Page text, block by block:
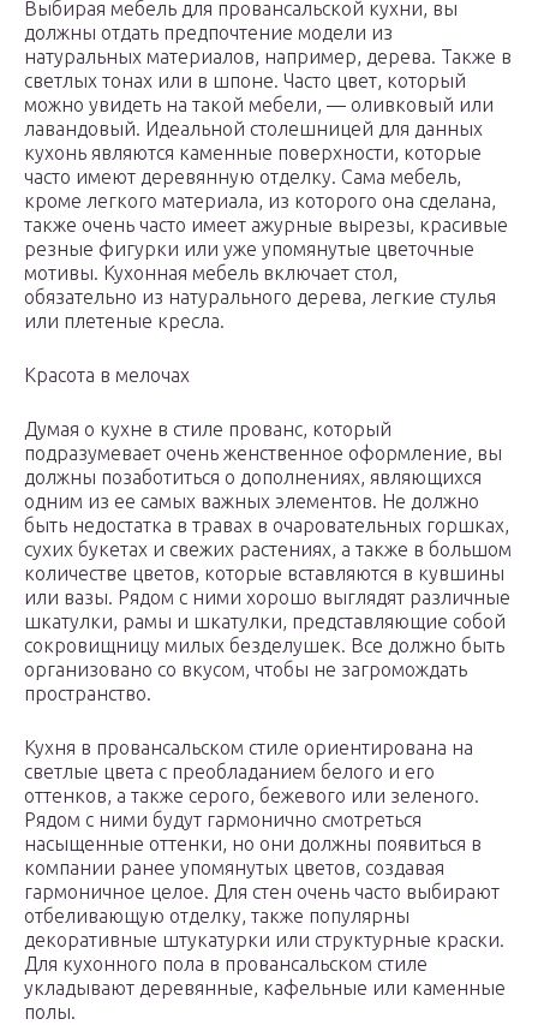
Выбирая мебель для провансальской кухни, вы
должны отдать предпочтение модели из
натуральных материалов, например, дерева. Также в
светлых тонах или в шпоне. Часто цвет, который
можно увидеть на такой мебели, — оливковый или
лавандовый. Идеальной столешницей для данных
кухонь являются каменные поверхности, которые
часто имеют деревянную отделку. Сама мебель,
кроме легкого материала, из которого она сделана,
также очень часто имеет ажурные вырезы, красивые
резные фигурки или уже упомянутые цветочные
мотивы. Кухонная мебель включает стол,
обязательно из натурального дерева, легкие стулья
или плетеные кресла.
Красота в мелочах
Думая о кухне в стиле прованс, который
подразумевает очень женственное оформление, вы
должны позаботиться о дополнениях, являющихся
одним из ее самых важных элементов. Не должно
быть недостатка в травах в очаровательных горшках,
сухих букетах и свежих растениях, а также в большом
количестве цветов, которые вставляются в кувшины
или вазы. Рядом с ними хорошо выглядят различные
шкатулки, рамы и шкатулки, представляющие собой
сокровищницу милых безделушек. Все должно быть
организовано со вкусом, чтобы не загромождать
пространство.
Кухня в провансальском стиле ориентирована на
светлые цвета с преобладанием белого и его
оттенков, а также серого, бежевого или зеленого.
Рядом с ними будут гармонично смотреться
насыщенные оттенки, но они должны появиться в
компании ранее упомянутых цветов, создавая
гармоничное целое. Для стен очень часто выбирают
отбеливающую отделку, также популярны
декоративные штукатурки или структурные краски.
Для кухонного пола в провансальском стиле
укладывают деревянные, кафельные или каменные
полы.